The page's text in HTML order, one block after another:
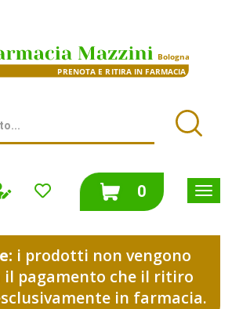
0prodotti
inseriti
i prodotti non vengono
il pagamento che il ritiro
in farmacia.